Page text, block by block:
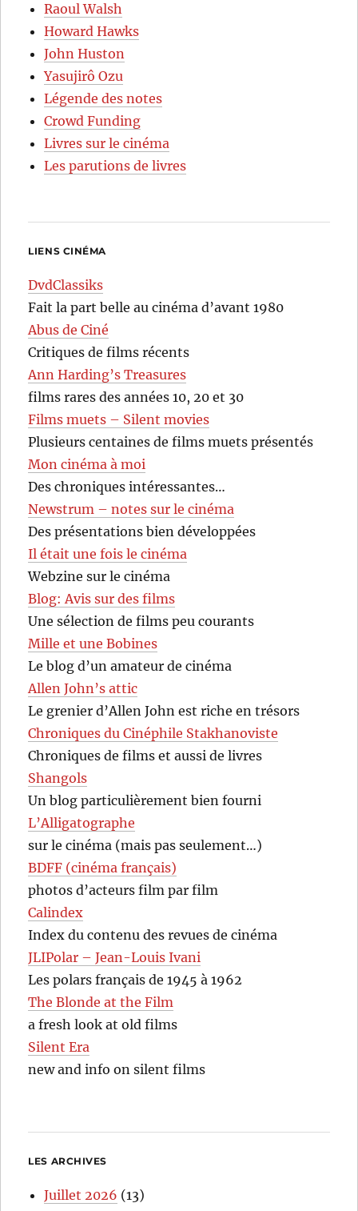
Raoul Walsh
Howard Hawks
John Huston
Yasujirô Ozu
Légende des notes
Crowd Funding
Livres sur le cinéma
Les parutions de livres
LIENS CINÉMA
DvdClassiks
Fait la part belle au cinéma d’avant 1980
Abus de Ciné
Critiques de films récents
Ann Harding’s Treasures
films rares des années 10, 20 et 30
Films muets – Silent movies
Plusieurs centaines de films muets présentés
Mon cinéma à moi
Des chroniques intéressantes…
Newstrum – notes sur le cinéma
Des présentations bien développées
Il était une fois le cinéma
Webzine sur le cinéma
Blog: Avis sur des films
Une sélection de films peu courants
Mille et une Bobines
Le blog d’un amateur de cinéma
Allen John’s attic
Le grenier d’Allen John est riche en trésors
Chroniques du Cinéphile Stakhanoviste
Chroniques de films et aussi de livres
Shangols
Un blog particulièrement bien fourni
L’Alligatographe
sur le cinéma (mais pas seulement…)
BDFF (cinéma français)
photos d’acteurs film par film
Calindex
Index du contenu des revues de cinéma
JLIPolar – Jean-Louis Ivani
Les polars français de 1945 à 1962
The Blonde at the Film
a fresh look at old films
Silent Era
new and info on silent films
LES ARCHIVES
Juillet 2026 (13)